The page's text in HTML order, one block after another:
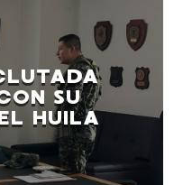
SU
HUILA